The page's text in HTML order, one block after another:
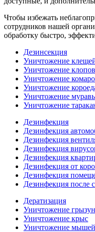
Чтобы избежать
сотрудников нашей
обработку быстро,
Дезинсекция
Уничтожение
Уничтожение клопов
Уничтожение
Уничтожение
Уничтожение
Уничтожение
Дезинфекция
Дезинфекция
Дезинфекция
Дезинфекция
Дезинфекция
Дезинфекция от
Дезинфекция
Дезинфекция после
Дератизация
Уничтожение
Уничтожение крыс
Уничтожение мышей